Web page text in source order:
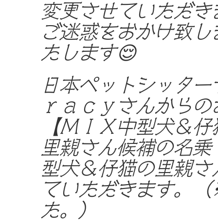
変更させていただき
ご迷惑をおかけ致
たします😌
日本ペットシッタ
ｒａｃｙさんから
【ＭＩＸ中型犬＆
里親さん候補の名
型犬＆仔猫の里親
ていただきます。
た。）